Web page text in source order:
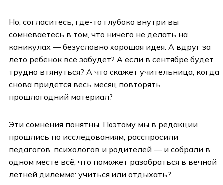
Но, согласитесь, где-то глубоко внутри вы
сомневаетесь в том, что ничего не делать на
каникулах — безусловно хорошая идея. А вдруг за
лето ребёнок всё забудет? А если в сентябре будет
трудно втянуться? А что скажет учительница, когда
снова придётся весь месяц повторять
прошлогодний материал?
Эти сомнения понятны. Поэтому мы в редакции
прошлись по исследованиям, расспросили
педагогов, психологов и родителей — и собрали в
одном месте всё, что поможет разобраться в вечной
летней дилемме: учиться или отдыхать?